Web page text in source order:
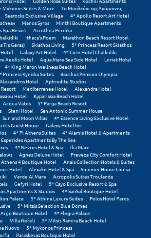
Mykonos Suites & More
Το Μπαλκόνι της Αγόριανης
Searocks Exclusive Village
4* Apollo Resort Art Hotel
Manos Syros
Minthi Boutique Apartments
Spa Resort
Acrothea Perdika
Ithaca's Poem
Marathon Beach Resort Hotel
Tis Geras)
Skiathos Living
5* Princess Resort Skiathos
Galaxy Art Hotel
4* Core Hotel Chalkidiki
Aeolis Hotel Aqua Mare Sea Side Hotel
Loriet Hotel
4* King Maron Wellness Beach Hotel
Princess Kyniska Suites
Bacchus Pension Olympia
Hotel
Aphrodite Studios
Mediterranee Hotel
Alexandra Hotel
Hotel
Kyparissia Beach Hotel
Acqua Vatos
5* Parga Beach Resort
Steni Hotel
San Antonio Summer House
Sun and Moon Villas
4* Essence Living Exclusive Hotel
Guest House
Galaxy Hotel Ios
4* Pi Athens Suites
4* Alamis Hotel & Apartments
Esperides Apartments By The Sea
4* Nevros Hotel & Spa
Ilia Mare
Agnes Deluxe Hotel
Preveza City Comfort Hotel
Athens 4 Boutique Hotel
Anais Collection Hotels & Suites
Hotel Alexakis Hotel & Spa
Summer House Louisa
Verde Al Mare
Acropolis Suites Troulanda
Gefyri Hotel
5* Cayo Exclusive Resort & Spa
Apartments & Studios
4* SanSal Boutique Hotel
Palace 5* Athina Luxury Suites
Polos Hotel Paros
5* Mitsis Selection Blue Domes
Boutique Hotel
4* Flegra Palace
Villa Nefeli
5* Mitsis Ramira Beach Hotel
Nuovo
5* Mykonos Princess
Paraskevas Boutique Hotel